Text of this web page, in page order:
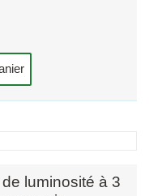
luminosité à 3